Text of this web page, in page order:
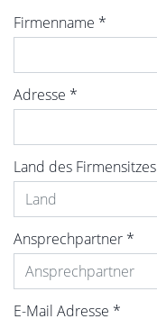
Firmenname *
Adresse *
Land des Firmensitzes
Ansprechpartner *
E-Mail Adresse *